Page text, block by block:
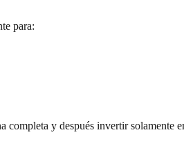
para:
y después invertir solamente